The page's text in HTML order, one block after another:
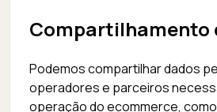
Compartilhamento
Podemos compartilhar dados
operadores e parceiros
operação do ecommerce,